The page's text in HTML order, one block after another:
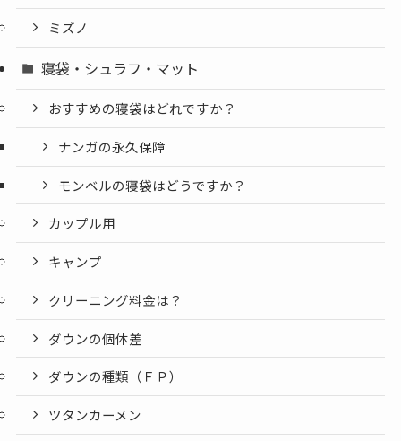
ミズノ
寝袋・シュラフ・マット
おすすめの寝袋はどれですか？
ナンガの永久保障
モンベルの寝袋はどうですか？
カップル用
キャンプ
クリーニング料金は？
ダウンの個体差
ダウンの種類（ＦＰ）
ツタンカーメン